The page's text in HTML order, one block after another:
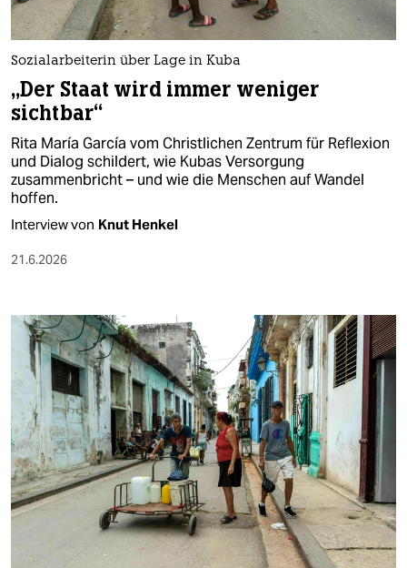
Sozialarbeiterin über Lage in Kuba
„Der Staat wird immer weniger
sichtbar“
Rita María García vom Christlichen Zentrum für Reflexion
und Dialog schildert, wie Kubas Versorgung
zusammenbricht – und wie die Menschen auf Wandel
hoffen.
Interview von Knut Henkel
21.6.2026